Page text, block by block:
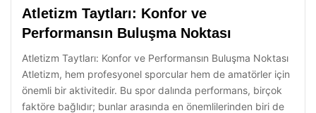
Atletizm Taytları: Konfor ve
Performansın Buluşma Noktası
Atletizm Taytları: Konfor ve Performansın Buluşma Noktası
Atletizm, hem profesyonel sporcular hem de amatörler için
önemli bir aktivitedir. Bu spor dalında performans, birçok
faktöre bağlıdır; bunlar arasında en önemlilerinden biri de